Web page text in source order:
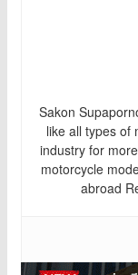
Sakon
like all types of
industry for
motorcycle
abroad